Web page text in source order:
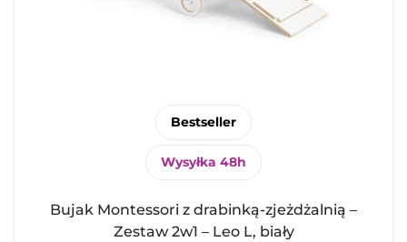
Bestseller
Wysyłka 48h
Bujak Montessori z drabinką-zjeżdżalnią –
Zestaw 2w1 – Leo L, biały